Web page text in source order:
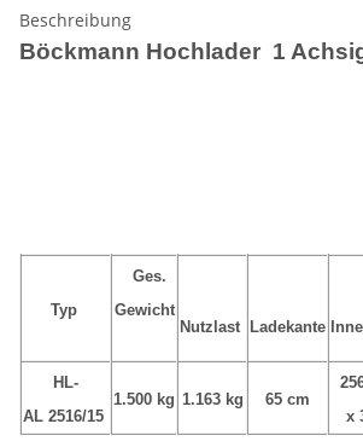
Beschreibung
Böckmann Hochlader 1
Typ
Ges.
Gewicht
Nutzlast
Ladekante
HL-
AL 2516/15
1.500 kg 1.163 kg 65 cm
x